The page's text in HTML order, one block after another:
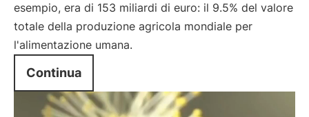
esempio, era di 153 miliardi di euro: il 9.5% del valore
totale della produzione agricola mondiale per
l'alimentazione umana.
Continua